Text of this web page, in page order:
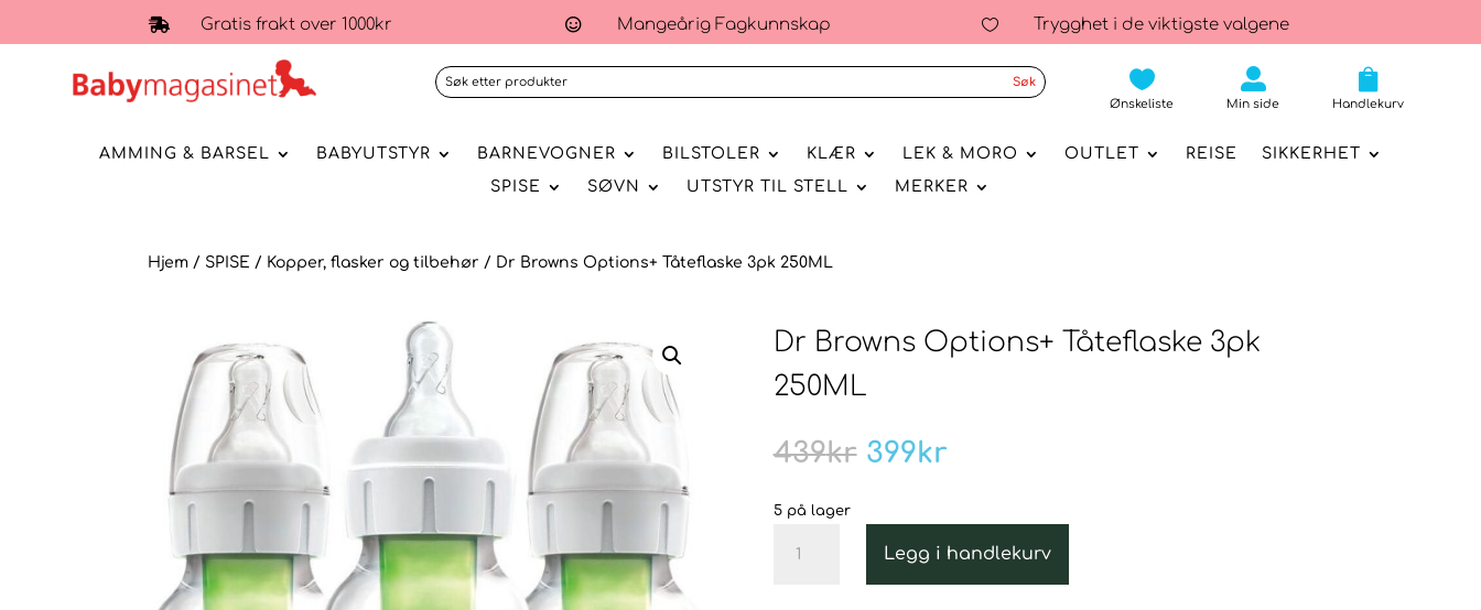
 Gratis frakt over 1000kr  Mangeårig Fagkunnskap  Trygghet i de viktigste valgene

Ønskeliste

Min side

Handlekurv
AMMING & BARSEL BABYUTSTYR BARNEVOGNER BILSTOLER KLÆR LEK & MORO OUTLET REISE
SIKKERHET
SPISE
SØVN UTSTYR TIL STELL MERKER
Hjem / SPISE / Kopper, flasker og tilbehør / Dr Browns Options+ Tåteflaske 3pk 250ML
Dr Browns Options+ Tåteflaske 3pk
250ML
439kr Opprinnelig
439kr.
399krNåværende
399kr.
5 på lager
Browns
Legg i handlekurv